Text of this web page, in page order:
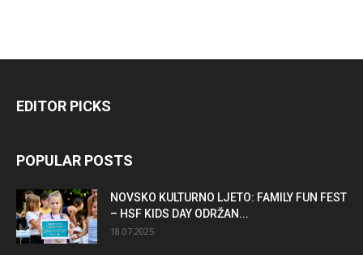
EDITOR PICKS
POPULAR POSTS
NOVSKO KULTURNO LJETO: FAMILY FUN FEST
– HSF KIDS DAY ODRŽAN...
18.07.2025